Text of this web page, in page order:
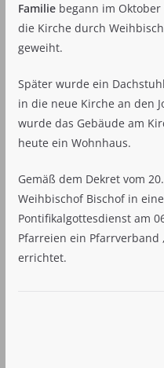
Familiebegann im Oktober
die Kirche durch
geweiht.
Später wurde ein
in die neue Kirche an den
wurde das Gebäude am
heute ein Wohnhaus.
Gemäß dem Dekret vom
Weihbischof Bischof in
Pontifikalgottesdienst am
Pfarreien ein Pfarrverband
errichtet.